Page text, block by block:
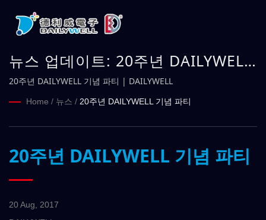
뉴스 업데이트: 20주년 DAILYWELL
기념 파티 | DAILYWELL
20주년 DAILYWELL 기념 파티 | DAILYWELL
Home / 뉴스 / 20주년 DAILYWELL 기념 파티
20주년 DAILYWELL 기념 파티
20 Aug, 2017